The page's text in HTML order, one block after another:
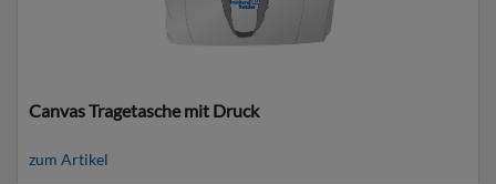
Canvas Tragetasche mit Druck
zum Artikel